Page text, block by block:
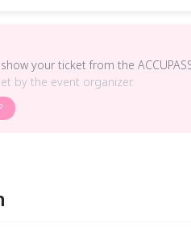
your ticket from the
by the event organizer.